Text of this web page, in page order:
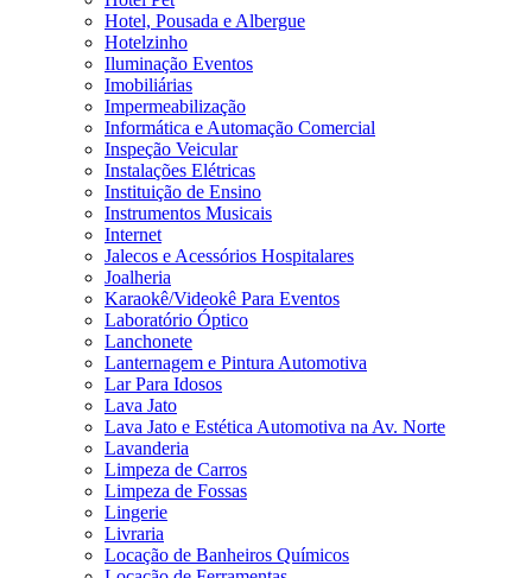
Hotel, Pousada e Albergue
Hotelzinho
Iluminação Eventos
Imobiliárias
Impermeabilização
Informática e Automação Comercial
Inspeção Veicular
Instalações Elétricas
Instituição de Ensino
Instrumentos Musicais
Internet
Jalecos e Acessórios Hospitalares
Joalheria
Karaokê/Videokê Para Eventos
Laboratório Óptico
Lanchonete
Lanternagem e Pintura Automotiva
Lar Para Idosos
Lava Jato
Lava Jato e Estética Automotiva na Av. Norte
Lavanderia
Limpeza de Carros
Limpeza de Fossas
Lingerie
Livraria
Locação de Banheiros Químicos